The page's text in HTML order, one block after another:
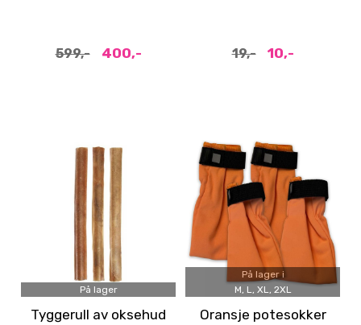
599,- 400,- 19,- 10,-
På lager
Tyggerull av oksehud
På lager i
M, L, XL, 2XL
Oransje potesokker